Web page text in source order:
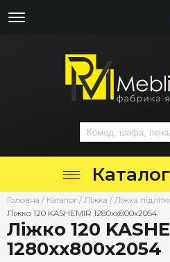
Головна / Каталог / Ліжка / Ліжка
Ліжко 120 KASHEMIR 1280хх800х2054
Ліжко 120
1280хх800х2054